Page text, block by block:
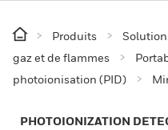
Produits
gaz et de flammes
photoionisation (PID)
PHOTOIONIZATION